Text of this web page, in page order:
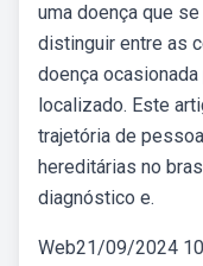
uma doença que
distinguir entre as
doença
localizado. Este
trajetória de
hereditárias no
diagnóstico e.
Web21/09/2024